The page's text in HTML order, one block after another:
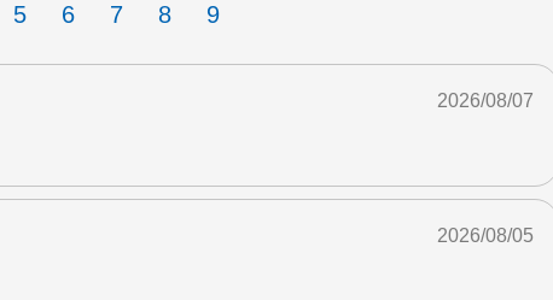
5 6 7 8 9
2026/08/07
2026/08/05